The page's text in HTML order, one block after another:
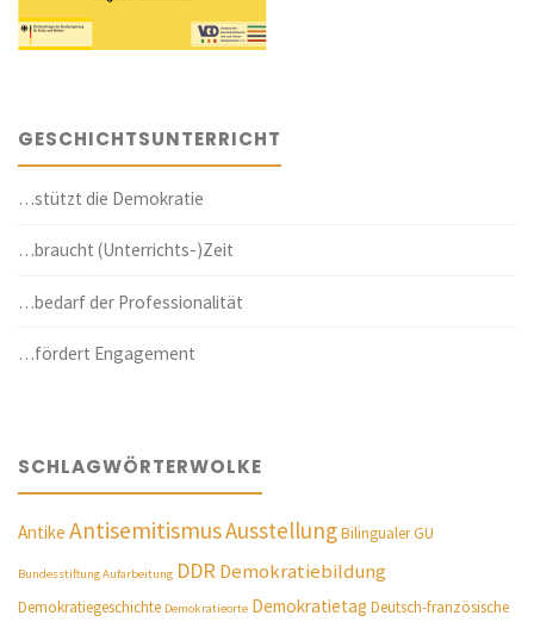
GESCHICHTSUNTERRICHT
…stützt die Demokratie
…braucht (Unterrichts-)Zeit
…bedarf der Professionalität
…fördert Engagement
SCHLAGWÖRTERWOLKE
Antike AntisemitismusAusstellungBilingualer GU
Bundesstiftung Aufarbeitung DDR Demokratiebildung
Demokratiegeschichte Demokratieorte Demokratietag Deutsch-französische